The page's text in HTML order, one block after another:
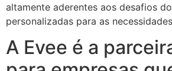
altamente aderentes aos desafios
personalizadas para as
A Evee é a